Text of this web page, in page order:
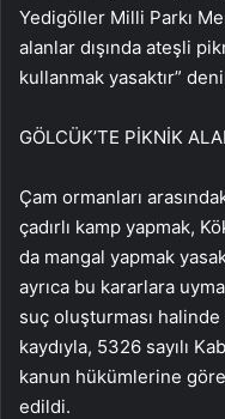
Yedigöller Milli Parkı
alanlar dışında ateşli
kullanmak yasaktır”
GÖLCÜK’TE PİKNİK
Çam ormanları
çadırlı kamp yapmak,
da mangal yapmak
ayrıca bu kararlara
suç oluşturması halinde
kaydıyla, 5326 sayılı
kanun hükümlerine
edildi.